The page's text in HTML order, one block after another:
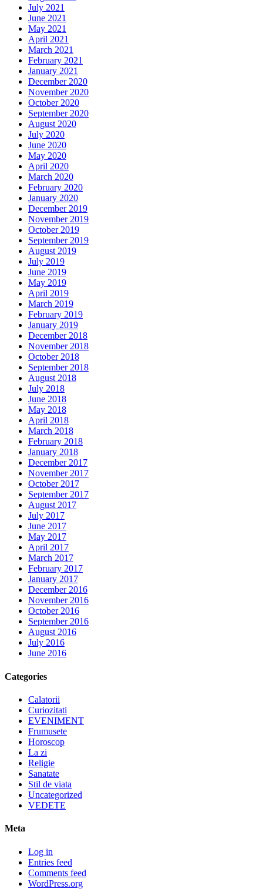
July 2021
June 2021
May 2021
April 2021
March 2021
February 2021
January 2021
December 2020
November 2020
October 2020
September 2020
August 2020
July 2020
June 2020
May 2020
April 2020
March 2020
February 2020
January 2020
December 2019
November 2019
October 2019
September 2019
August 2019
July 2019
June 2019
May 2019
April 2019
March 2019
February 2019
January 2019
December 2018
November 2018
October 2018
September 2018
August 2018
July 2018
June 2018
May 2018
April 2018
March 2018
February 2018
January 2018
December 2017
November 2017
October 2017
September 2017
August 2017
July 2017
June 2017
May 2017
April 2017
March 2017
February 2017
January 2017
December 2016
November 2016
October 2016
September 2016
August 2016
July 2016
June 2016
Categories
Calatorii
Curiozitati
EVENIMENT
Frumusete
Horoscop
La zi
Religie
Sanatate
Stil de viata
Uncategorized
VEDETE
Meta
Log in
Entries feed
Comments feed
WordPress.org